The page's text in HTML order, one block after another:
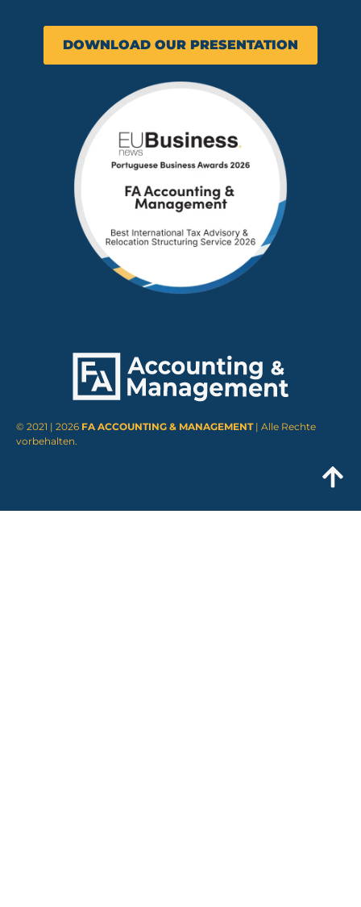
DOWNLOAD OUR PRESENTATION
© 2021 | 2026 FA ACCOUNTING & MANAGEMENT| Alle Rechte
vorbehalten.